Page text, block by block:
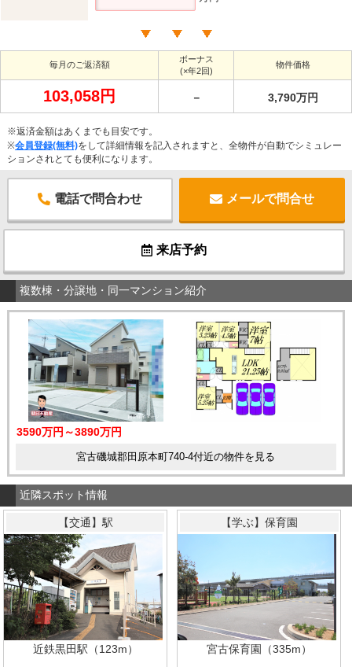
毎月のご返済額
ボーナス
(×年2回)
物件価格
103,058円 － 3,790万円
※返済金額はあくまでも目安です。
※会員登録(無料)をして詳細情報を記入されますと、全物件が自動でシミュレー
ションされとても便利になります。
電話で問合わせ メールで問合せ
来店予約
複数棟・分譲地・同一マンション紹介
3590万円～3890万円
宮古磯城郡田原本町740-4付近の物件を見る
近隣スポット情報
【交通】駅
近鉄黒田駅（123m）
【学ぶ】保育園
宮古保育園（335m）